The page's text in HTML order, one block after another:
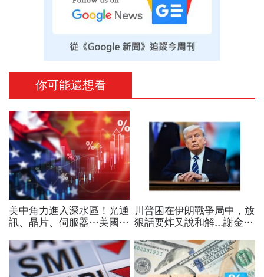
你可能還想看
美中角力進入深水區！光通
訊、晶片、伺服器…美國制
「這類人」處境危險又困難
川普困在伊朗戰爭局中，放
狠話要炸又說和解...謝金河
一個國家的未來